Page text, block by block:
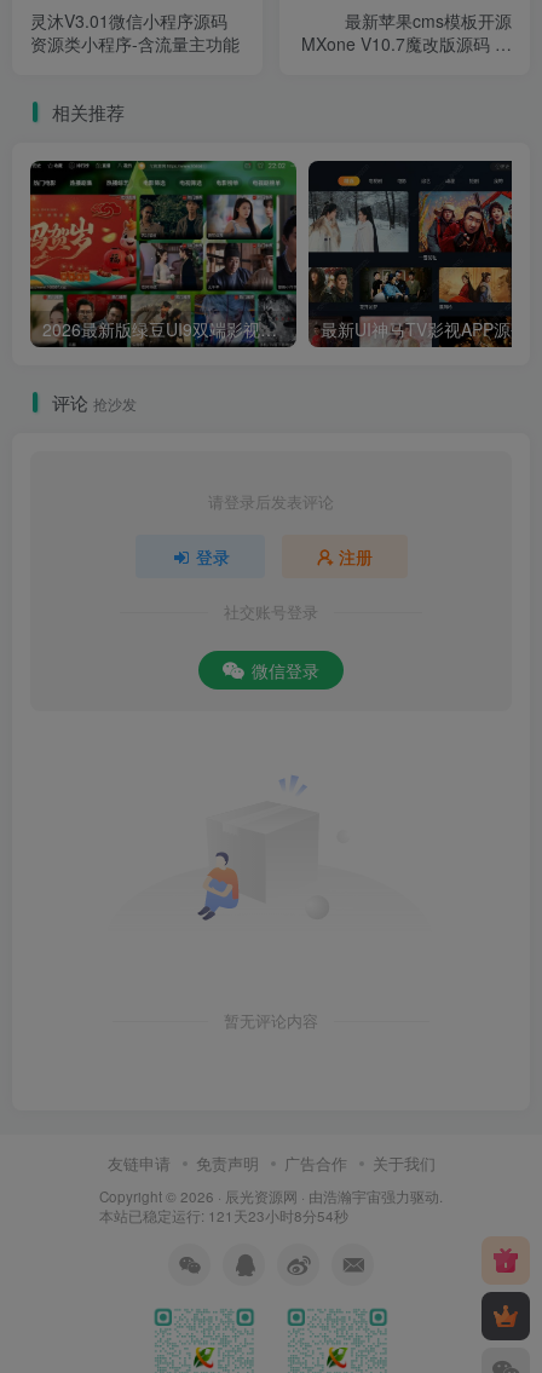
灵沐V3.01微信小程序源码
资源类小程序-含流量主功能
最新苹果cms模板开源
MXone V10.7魔改版源码 短
相关推荐
2026最新版绿豆UI9双端影视APP源码
评论 抢沙发
请登录后发表评论
登录 注册
社交账号登录
微信登录
暂无评论内容
友链申请 免责声明 广告合作 关于我们
Copyright © 2026 · 辰光资源网 · 由浩瀚宇宙强力驱动.
本站已稳定运行: 121天23小时8分55秒